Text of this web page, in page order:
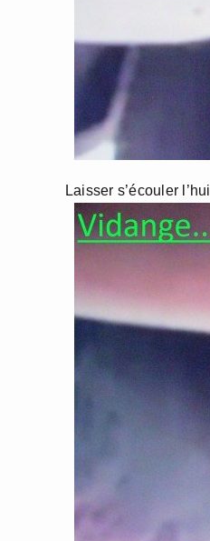
Laisser s’écouler